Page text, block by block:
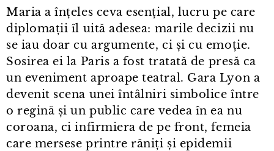
Maria a înțeles ceva esențial, lucru pe care
diplomații îl uită adesea: marile decizii nu
se iau doar cu argumente, ci și cu emoție.
Sosirea ei la Paris a fost tratată de presă ca
un eveniment aproape teatral. Gara Lyon a
devenit scena unei întâlniri simbolice între
o regină și un public care vedea în ea nu
coroana, ci infirmiera de pe front, femeia
care mersese printre răniți și epidemii